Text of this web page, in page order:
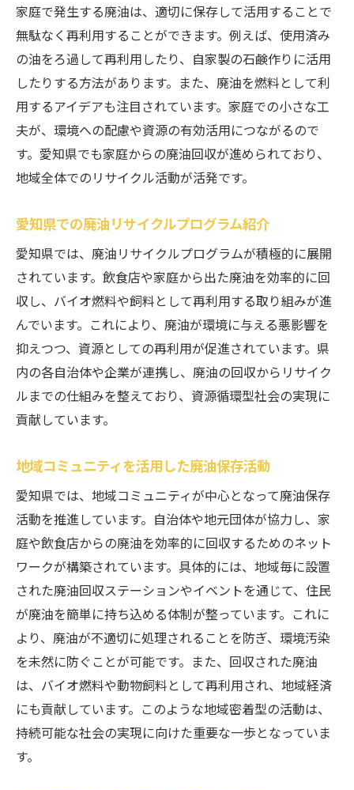
家庭で発生する廃油は、適切に保存して活用することで
無駄なく再利用することができます。例えば、使用済み
の油をろ過して再利用したり、自家製の石鹸作りに活用
したりする方法があります。また、廃油を燃料として利
用するアイデアも注目されています。家庭での小さな工
夫が、環境への配慮や資源の有効活用につながるので
す。愛知県でも家庭からの廃油回収が進められており、
地域全体でのリサイクル活動が活発です。
愛知県での廃油リサイクルプログラム紹介
愛知県では、廃油リサイクルプログラムが積極的に展開
されています。飲食店や家庭から出た廃油を効率的に回
収し、バイオ燃料や飼料として再利用する取り組みが進
んでいます。これにより、廃油が環境に与える悪影響を
抑えつつ、資源としての再利用が促進されています。県
内の各自治体や企業が連携し、廃油の回収からリサイク
ルまでの仕組みを整えており、資源循環型社会の実現に
貢献しています。
地域コミュニティを活用した廃油保存活動
愛知県では、地域コミュニティが中心となって廃油保存
活動を推進しています。自治体や地元団体が協力し、家
庭や飲食店からの廃油を効率的に回収するためのネット
ワークが構築されています。具体的には、地域毎に設置
された廃油回収ステーションやイベントを通じて、住民
が廃油を簡単に持ち込める体制が整っています。これに
より、廃油が不適切に処理されることを防ぎ、環境汚染
を未然に防ぐことが可能です。また、回収された廃油
は、バイオ燃料や動物飼料として再利用され、地域経済
にも貢献しています。このような地域密着型の活動は、
持続可能な社会の実現に向けた重要な一歩となっていま
す。